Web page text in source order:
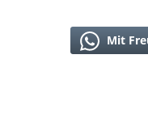
Mit